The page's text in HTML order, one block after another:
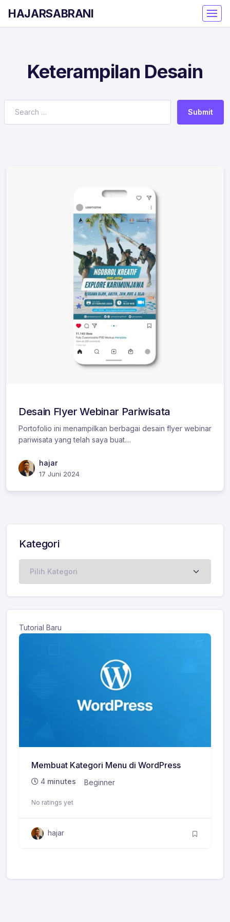
HAJARSABRANI
Keterampilan Desain
Submit
Desain Flyer Webinar Pariwisata
Portofolio ini menampilkan berbagai desain flyer webinar
pariwisata yang telah saya buat....
hajar
17 Juni 2024
Kategori
Tutorial Baru
Membuat Kategori Menu di WordPress
4 minutes Beginner
No ratings yet
hajar